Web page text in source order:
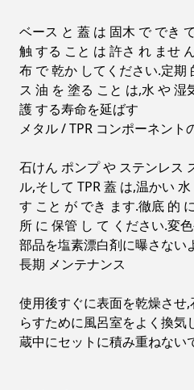
ベース と 蓋 は 固木 で でき
触 する こと は 許さ れ ませ
布 で 乾か してください.定期
ス 油 を 塗る こと は,水 や 湿
護 する寿命を延ばす
メタル / TPR コンポーネント
石けん ポンプ や ステンレス
ル,そして TPR 蓋 は,温かい
す こと が でき ます.徹底 的
所 に 保管 し て ください.変
部品を塩素漂白剤に曝さない
長期 メンテナンス
使用後すぐに表面を乾燥させ
らすために風呂室をよく換気
蔵中にセットに積み重ねない